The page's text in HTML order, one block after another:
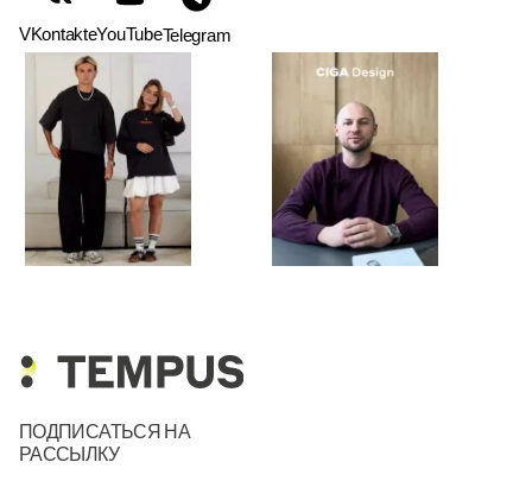
VKontakteYouTubeTelegram
ПОДПИСАТЬСЯ НА
РАССЫЛКУ